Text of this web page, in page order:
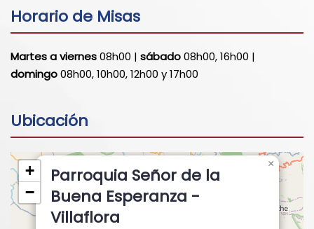
Horario de Misas
Martes a viernes08h00 | sábado08h00, 16h00 |
domingo08h00, 10h00, 12h00 y 17h00
Ubicación
Parroquia Señor de la
Buena Esperanza -
Villaflora
×
+
−